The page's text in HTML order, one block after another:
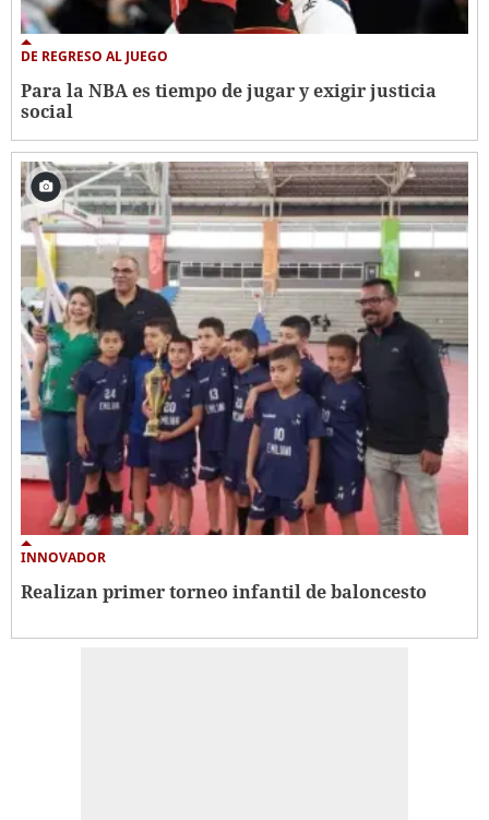
DE REGRESO AL JUEGO
Para la NBA es tiempo de jugar y exigir justicia
social
INNOVADOR
Realizan primer torneo infantil de baloncesto